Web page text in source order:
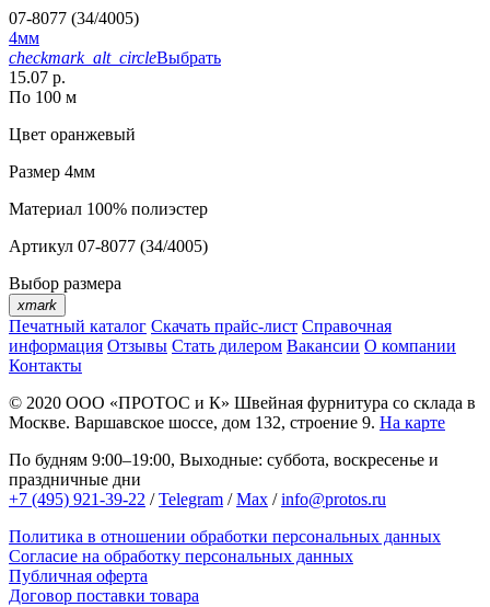
07-8077 (34/4005)
4мм
checkmark_alt_circleВыбрать
15.07 р.
По 100 м
Цвет оранжевый
Размер 4мм
Материал 100% полиэстер
Артикул 07-8077 (34/4005)
Выбор размера
xmark
Печатный каталог Скачать прайс-лист Справочная
информация Отзывы Стать дилером Вакансии О компании
Контакты
© 2020 ООО «ПРОТОС и К» Швейная фурнитура со склада в
Москве. Варшавское шоссе, дом 132, строение 9. На карте
По будням 9:00–19:00, Выходные: суббота, воскресенье и
праздничные дни
+7 (495) 921-39-22 /Telegram /Max /info@protos.ru
Политика в отношении обработки персональных данных
Согласие на обработку персональных данных
Публичная оферта
Договор поставки товара